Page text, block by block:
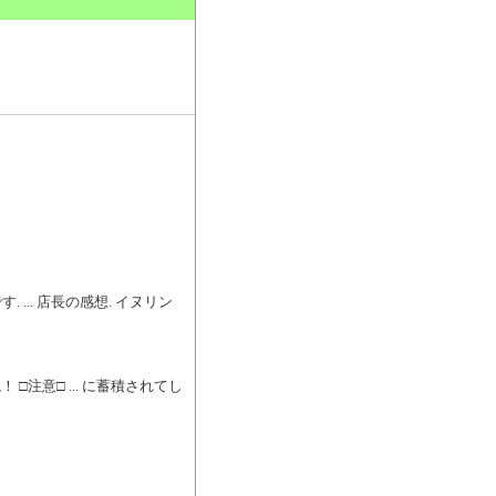
. ... 店長の感想. イヌリン
□注意□ ... に蓄積されてし